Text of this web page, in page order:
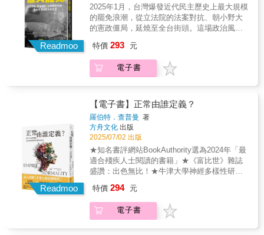
除了蒐羅經典，更要挑戰、打破你的既有省
思。不像chatgpt會迎合你、討你歡心，這本書
絕對沒有捏造引用來源。除了大咖雲集，包括
各式經典怪物案例，書中更特邀那些被歷史輕
描淡筆帶過的「不正常」或「非典型」小人
物。並反思我們這個時代的重要議題，即AI所
掀起，諸如大型語言模型（LLM）等人工智慧
生、恐怖谷、睪固酮濃度、怪胎秀、人間動物
園……「我把你們當人看！這不是一本怪物的
歷史，而是拿著提燈尋找怪物，映照出的「人
類史」。
親朋好友籌贖金，但難保他不會吞了錢，再把
你轉賣； 發訊息向政府求救，卻馬上傳回園區
經理耳中，並銷毀證據； 找非官方求援得靠運
這些倖存者是如何逃跑呢？ 媒體報導這麼多、
人最怕寂寞和絕望。 詐騙集團就是利用這一點
為你寫腳本。
遮蔽公民要求揭露的資訊呢？為什麼這種行為
能夠得到原諒呢？讓我們揭露那些被塗黑的內
容，挖出官民勾結的真相！日向?嗣不只是揭露
者，他是一位「追著真相跑」的公民記者。他
用一步步資訊公開申請、實地調查與文件比
消失，而是遮蔽成為日常。本書主要揭露日本
行政機關（特別是地方政府）透過塗黑官方文
件隱瞞關鍵資訊，侵害人民知情權。作者日向?
嗣探究了幾個官方的不當作為：●黑塗亂用：超
過90%的文件被塗黑，形同無意義的「公
開」。●文件不存在：更嚴重的情況是「刻意不
製作或消滅官方文件」。●公共資源私有化：公
共設施（如圖書館、公園）成為特定企業獲利
工具。●民間委託黑箱化：偽裝外包、利益輸
送，地方政府監督失能。日向?嗣認為「黑塗文
書」象徵了行政體系中「制度化的隱匿與無感
覺的服從」。之所以大量出現，不是因為官員
個別之惡，而是因為他們忠實執行上級命令、
根據制度條文辦事、認為遮蔽是正確的防衛行
為。因此，塗黑官方文件的人並不認為自己有
Readmoo
2025年1月，台灣爆發近代民主歷史上最大規模
的罷免浪潮，從立法院的法案對抗、朝小野大
的憲政僵局，延燒至全台街頭。這場政治風暴
延：數十起罷免案同時展開，逾百萬人連署參
與，女性、素人與基層行動者，站上了民主最
前線。這場運動是怎麼發生的？參與其中的人
大罷免浪潮至今的軌跡。書中記錄罷免潮的歷
史發展與法政背景，更深入街頭與基層，訪談
十二位參與罷免行動者，讓當事人自己說話。
受訪者包括花蓮國中教師「葉霸」葉春蓮、通
靈少女劉柏君、教育者陳世雄、出家法師釋正
定、南投罷免團體領銜人阿美⋯⋯看這些平日
毫無交集的人，如何共同以身體與信念實踐他
們心中的公民責任。他們不是職業政治人物，
不是社運老將，就是你我身邊最普通的人。老
說出深刻的道理；他們用平凡的身分，做出不
平凡的選擇；他們用真實的行動，詮釋什麼叫
「公民」。全書分為三部：第一部記錄罷免潮
特價 293 元
電子書
Readmoo
【電子書】正常由誰定義？
羅伯特．查普曼 著
方舟文化 出版
2025/07/02 出版
★知名書評網站BookAuthority選為2024年「最
適合殘疾人士閱讀的書籍」★《富比世》雜誌
盛讚：出色無比！★牛津大學神經多樣性研究
深入洞察「正常心智的發明史」，看看「正
常」的背後潛藏哪些權力結構，影響了我們的
價值觀和行為模式？被霸凌的親身經驗，讓作
特價 294 元
電子書